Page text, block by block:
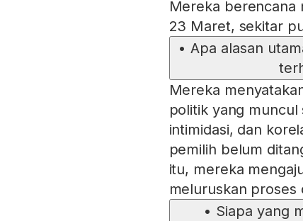
Mereka berencana
23 Maret, sekitar
• Apa alasan
Mereka
politik yang
intimidasi, dan
pemilih belum
itu, mereka
meluruskan proses
• Siapa yang